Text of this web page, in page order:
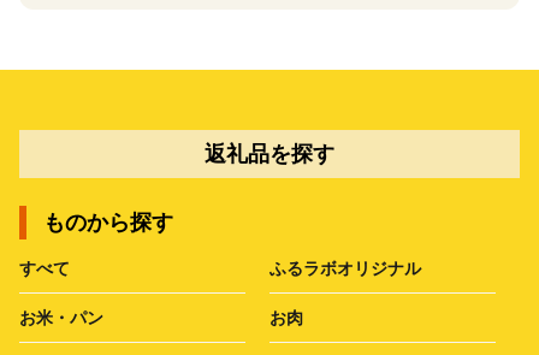
返礼品を探す
ものから探す
すべて ふるラボオリジナル
お米・パン お肉